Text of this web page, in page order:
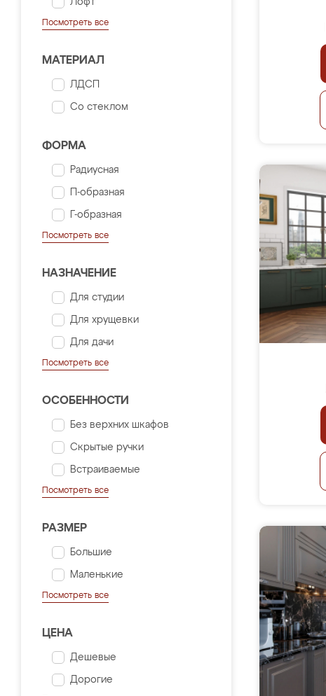
Лофт
Посмотреть все
МАТЕРИАЛ
ЛДСП
Со стеклом
ФОРМА
Радиусная
П-образная
Г-образная
Посмотреть все
НАЗНАЧЕНИЕ
Для студии
Для хрущевки
Для дачи
Посмотреть все
ОСОБЕННОСТИ
Без верхних шкафов
Скрытые ручки
Встраиваемые
Посмотреть все
РАЗМЕР
Большие
Маленькие
Посмотреть все
ЦЕНА
Дешевые
Дорогие